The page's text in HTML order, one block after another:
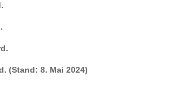
(Stand: 8. Mai 2024)